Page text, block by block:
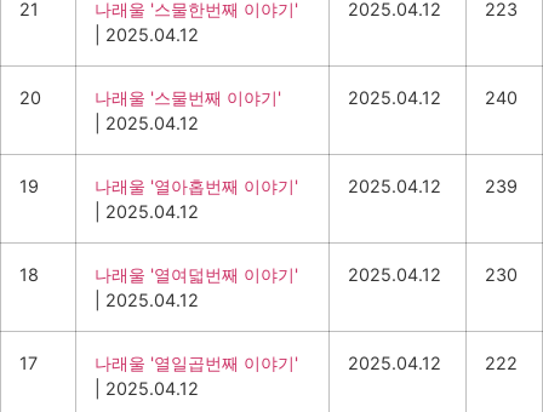
21
나래울 '스물한번째 이야기'
2025.04.12
2025.04.12 223
20
나래울 '스물번째 이야기'
2025.04.12
2025.04.12 240
19
나래울 '열아홉번째 이야기'
2025.04.12
2025.04.12 239
18
나래울 '열여덟번째 이야기'
2025.04.12
2025.04.12 230
17
나래울 '열일곱번째 이야기'
2025.04.12
2025.04.12 222